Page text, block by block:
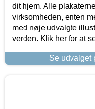
dit hjem. Alle
virksomheden, enten
med nøje udvalgte
verden. Klik her for at
Se udvalget